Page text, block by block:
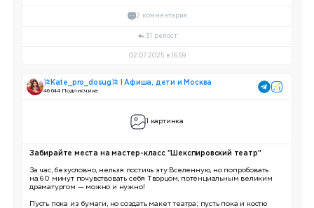
2 комментария
31 репост
02.07.2025 в 16:59
🎏Kate_pro_dosug🎏 I Афиша, дети и Москва
46 644 Подписчика
1 картинка
Забирайте места на мастер-класс "Шекспировский театр"
За час, безусловно, нельзя постичь эту Вселенную, но попробовать
на 60 минут почувствовать себя Творцом, потенциальным великим
драматургом — можно и нужно!
Пусть пока из бумаги, но создать макет театра; пусть пока и костю